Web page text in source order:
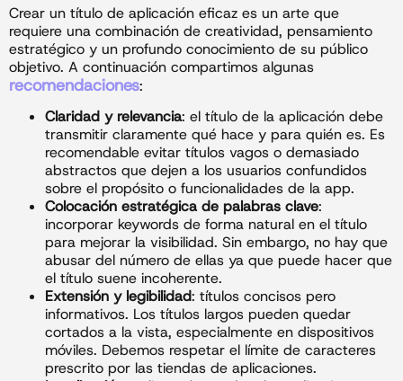
Crear un título de aplicación eficaz es un arte que
requiere una combinación de creatividad, pensamiento
estratégico y un profundo conocimiento de su público
objetivo. A continuación compartimos algunas
recomendaciones:
Claridad y relevancia: el título de la aplicación debe
transmitir claramente qué hace y para quién es. Es
recomendable evitar títulos vagos o demasiado
abstractos que dejen a los usuarios confundidos
sobre el propósito o funcionalidades de la app.
Colocación estratégica de palabras clave:
incorporar keywords de forma natural en el título
para mejorar la visibilidad. Sin embargo, no hay que
abusar del número de ellas ya que puede hacer que
el título suene incoherente.
Extensión y legibilidad: títulos concisos pero
informativos. Los títulos largos pueden quedar
cortados a la vista, especialmente en dispositivos
móviles. Debemos respetar el límite de caracteres
prescrito por las tiendas de aplicaciones.